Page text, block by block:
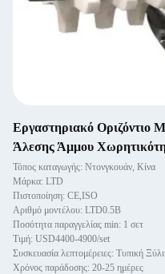
Εργαστηριακό Οριζόντιο
Άλεσης Άμμου
Τόπος καταγωγής: Ντονγκουάν, Κίνα
Μάρκα: LTD
Πιστοποίηση: CE,ISO
Αριθμό μοντέλου: LTD0.5B
Ποσότητα παραγγελίας min: 1 σετ
Τιμή: USD4400-4900/set
Συσκευασία λεπτομέρειες: Τυπική
Χρόνος παράδοσης: 20-25 ημέρες